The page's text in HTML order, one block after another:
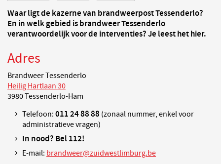
Waar ligt de kazerne van brandweerpost Tessenderlo?
En in welk gebied is brandweer Tessenderlo
verantwoordelijk voor de interventies? Je leest het hier.
Adres
Brandweer Tessenderlo
Heilig Hartlaan 30
3980 Tessenderlo-Ham
Telefoon: 011 24 88 88 (zonaal nummer, enkel voor
administratieve vragen)
In nood? Bel 112!
E-mail: brandweer@zuidwestlimburg.be